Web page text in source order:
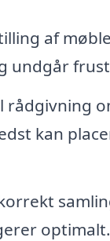
af
undgår
rådgivning
kan
optimalt.